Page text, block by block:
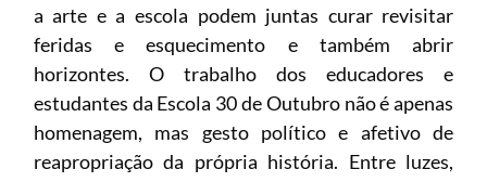
a arte e a escola podem juntas curar revisitar
feridas e esquecimento e também abrir
horizontes. O trabalho dos educadores e
estudantes da Escola 30 de Outubro não é apenas
homenagem, mas gesto político e afetivo de
reapropriação da própria história. Entre luzes,